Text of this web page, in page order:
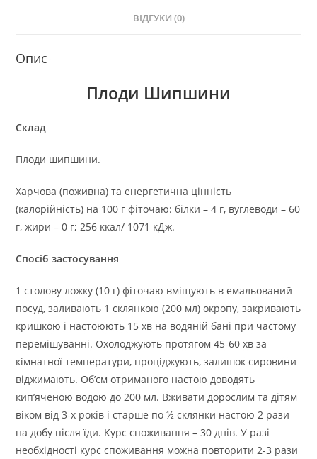
ВІДГУКИ (0)
Опис
Плоди Шипшини
Склад
Плоди шипшини.
Харчова (поживна) та енергетична цінність
(калорійність) на 100 г фіточаю: білки – 4 г, вуглеводи – 60
г, жири – 0 г; 256 ккал/ 1071 кДж.
Спосіб застосування
1 столову ложку (10 г) фіточаю вміщують в емальований
посуд, заливають 1 склянкою (200 мл) окропу, закривають
кришкою і настоюють 15 хв на водяній бані при частому
перемішуванні. Охолоджують протягом 45-60 хв за
кімнатної температури, проціджують, залишок сировини
віджимають. Об’єм отриманого настою доводять
кип’яченою водою до 200 мл. Вживати дорослим та дітям
віком від 3-х років і старше по ½ склянки настою 2 рази
на добу після їди. Курс споживання – 30 днів. У разі
необхідності курс споживання можна повторити 2-3 рази